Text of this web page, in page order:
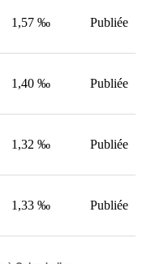
1,57 ‰ Publiée
1,40 ‰ Publiée
1,32 ‰ Publiée
1,33 ‰ Publiée